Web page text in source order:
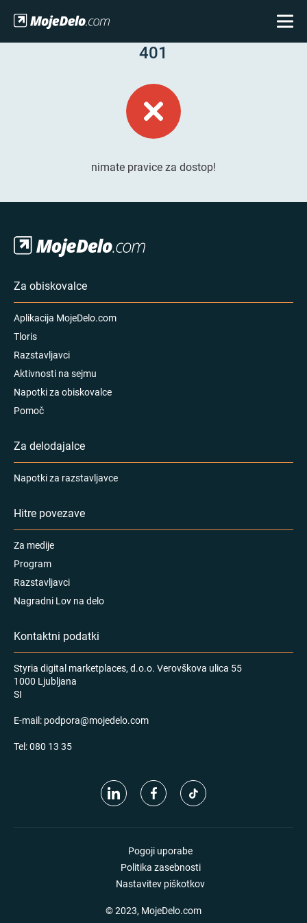
401
nimate pravice za dostop!
Za obiskovalce
Aplikacija MojeDelo.com
Tloris
Razstavljavci
Aktivnosti na sejmu
Napotki za obiskovalce
Pomoč
Za delodajalce
Napotki za razstavljavce
Hitre povezave
Za medije
Program
Razstavljavci
Nagradni Lov na delo
Kontaktni podatki
Styria digital marketplaces, d.o.o. Verovškova ulica 55
1000 Ljubljana
SI
E-mail: podpora@mojedelo.com
Tel:080 13 35
Pogoji uporabe
Politika zasebnosti
Nastavitev piškotkov
© 2023, MojeDelo.com